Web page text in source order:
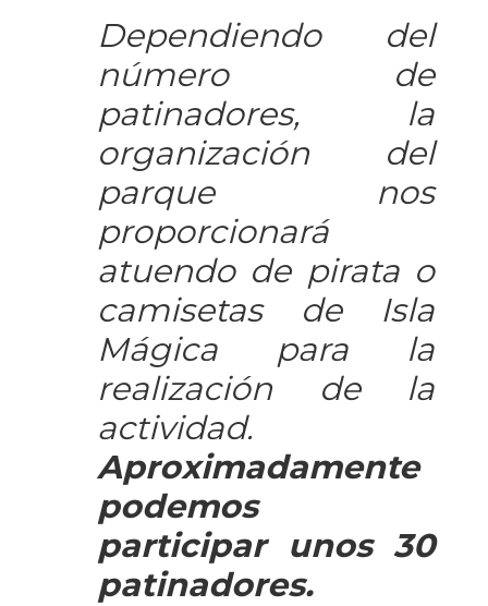
Dependiendo del
número de
patinadores, la
organización del
parque nos
proporcionará
atuendo de pirata o
camisetas de Isla
Mágica para la
realización de la
actividad.
Aproximadamente
podemos
participar unos 30
patinadores.